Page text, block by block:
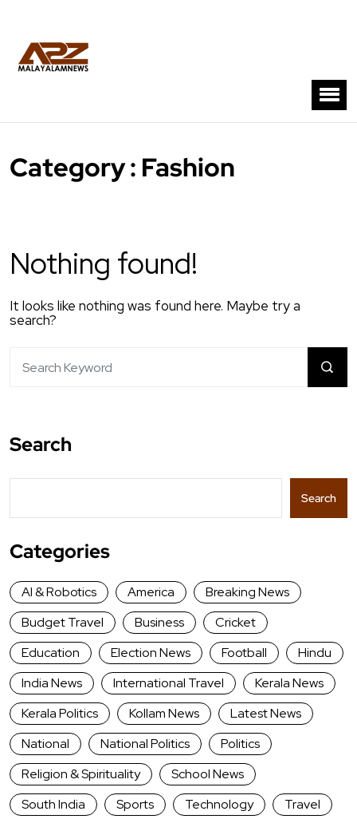
Category : Fashion
Nothing found!
It looks like nothing was found here. Maybe try a
search?
Search
Search
Categories
AI & Robotics America
Breaking News
Budget Travel
Business
Cricket
Education
Election News Football
Hindu
India News
International Travel
Kerala News
Kerala Politics
Kollam News
Latest News
National
National Politics
Politics
Religion & Spirituality
School News
South India
Sports Technology
Travel